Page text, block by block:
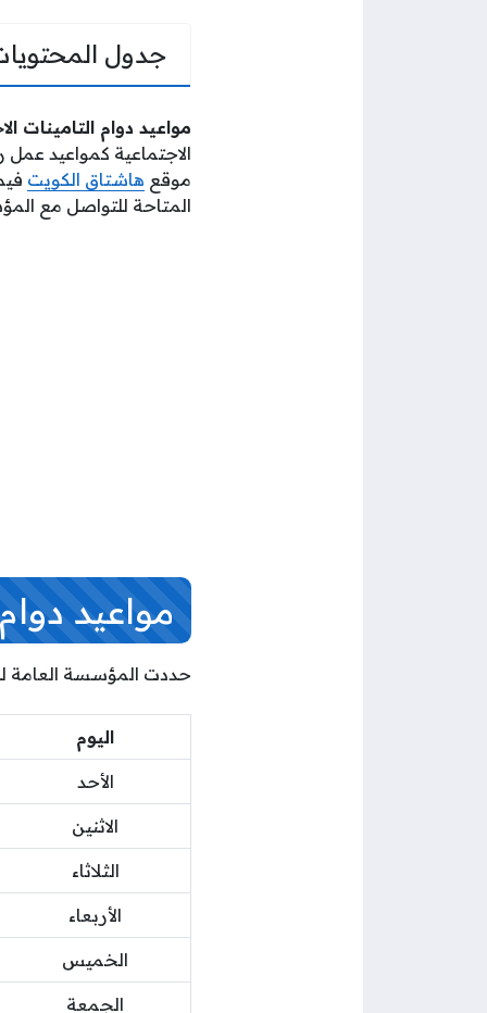
جدول
مواعيد دوام التامينات
الاجتماعية كمواعيد
موقع هاشتاق الكويت
المتاحة للتواصل مع
مواعيد دوام
حددت المؤسسة العامة
اليوم
الأحد
الاثنين
الثلاثاء
الأربعاء
الخميس
الجمعة